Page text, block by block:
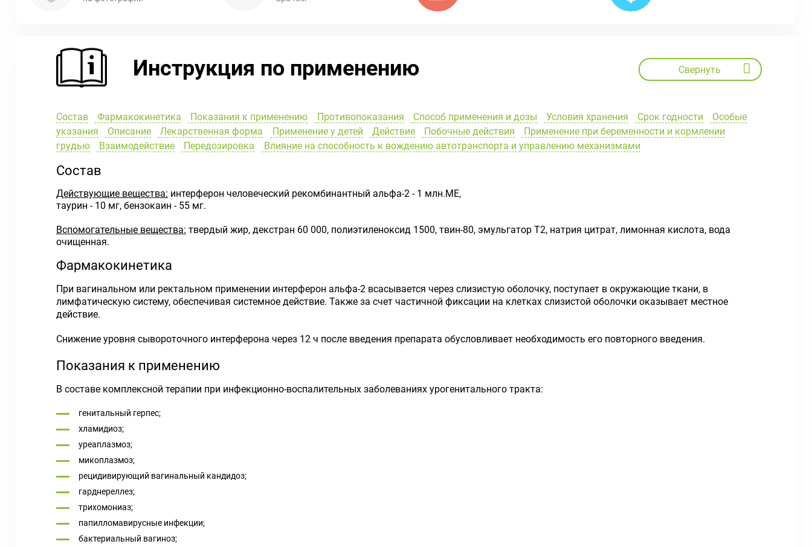
Инструкция по применению Свернуть
Состав Фармакокинетика Показания к применению Противопоказания Способ применения и дозы Условия хранения Срок годности
Особые
указания
Описание Лекарственная форма Применение у детей Действие Побочные действия
Применение при беременности и кормлении
грудью
Взаимодействие Передозировка Влияние на способность к вождению автотранспорта и управлению механизмами
Состав
Действующие вещества: интерферон человеческий рекомбинантный альфа-2 - 1 млн.МЕ,
таурин - 10 мг, бензокаин - 55 мг.
Вспомогательные вещества: твердый жир, декстран 60 000, полиэтиленоксид 1500, твин-80, эмульгатор Т2, натрия цитрат, лимонная кислота, вода
очищенная.
Фармакокинетика
При вагинальном или ректальном применении интерферон альфа-2 всасывается через слизистую оболочку, поступает в окружающие ткани, в
лимфатическую систему, обеспечивая системное действие. Также за счет частичной фиксации на клетках слизистой оболочки оказывает местное
действие.
Снижение уровня сывороточного интерферона через 12 ч после введения препарата обусловливает необходимость его повторного введения.
Показания к применению
В составе комплексной терапии при инфекционно-воспалительных заболеваниях урогенитального тракта:
генитальный герпес;
хламидиоз;
уреаплазмоз;
микоплазмоз;
рецидивирующий вагинальный кандидоз;
гарднереллез;
трихомониаз;
папилломавирусные инфекции;
бактериальный вагиноз;